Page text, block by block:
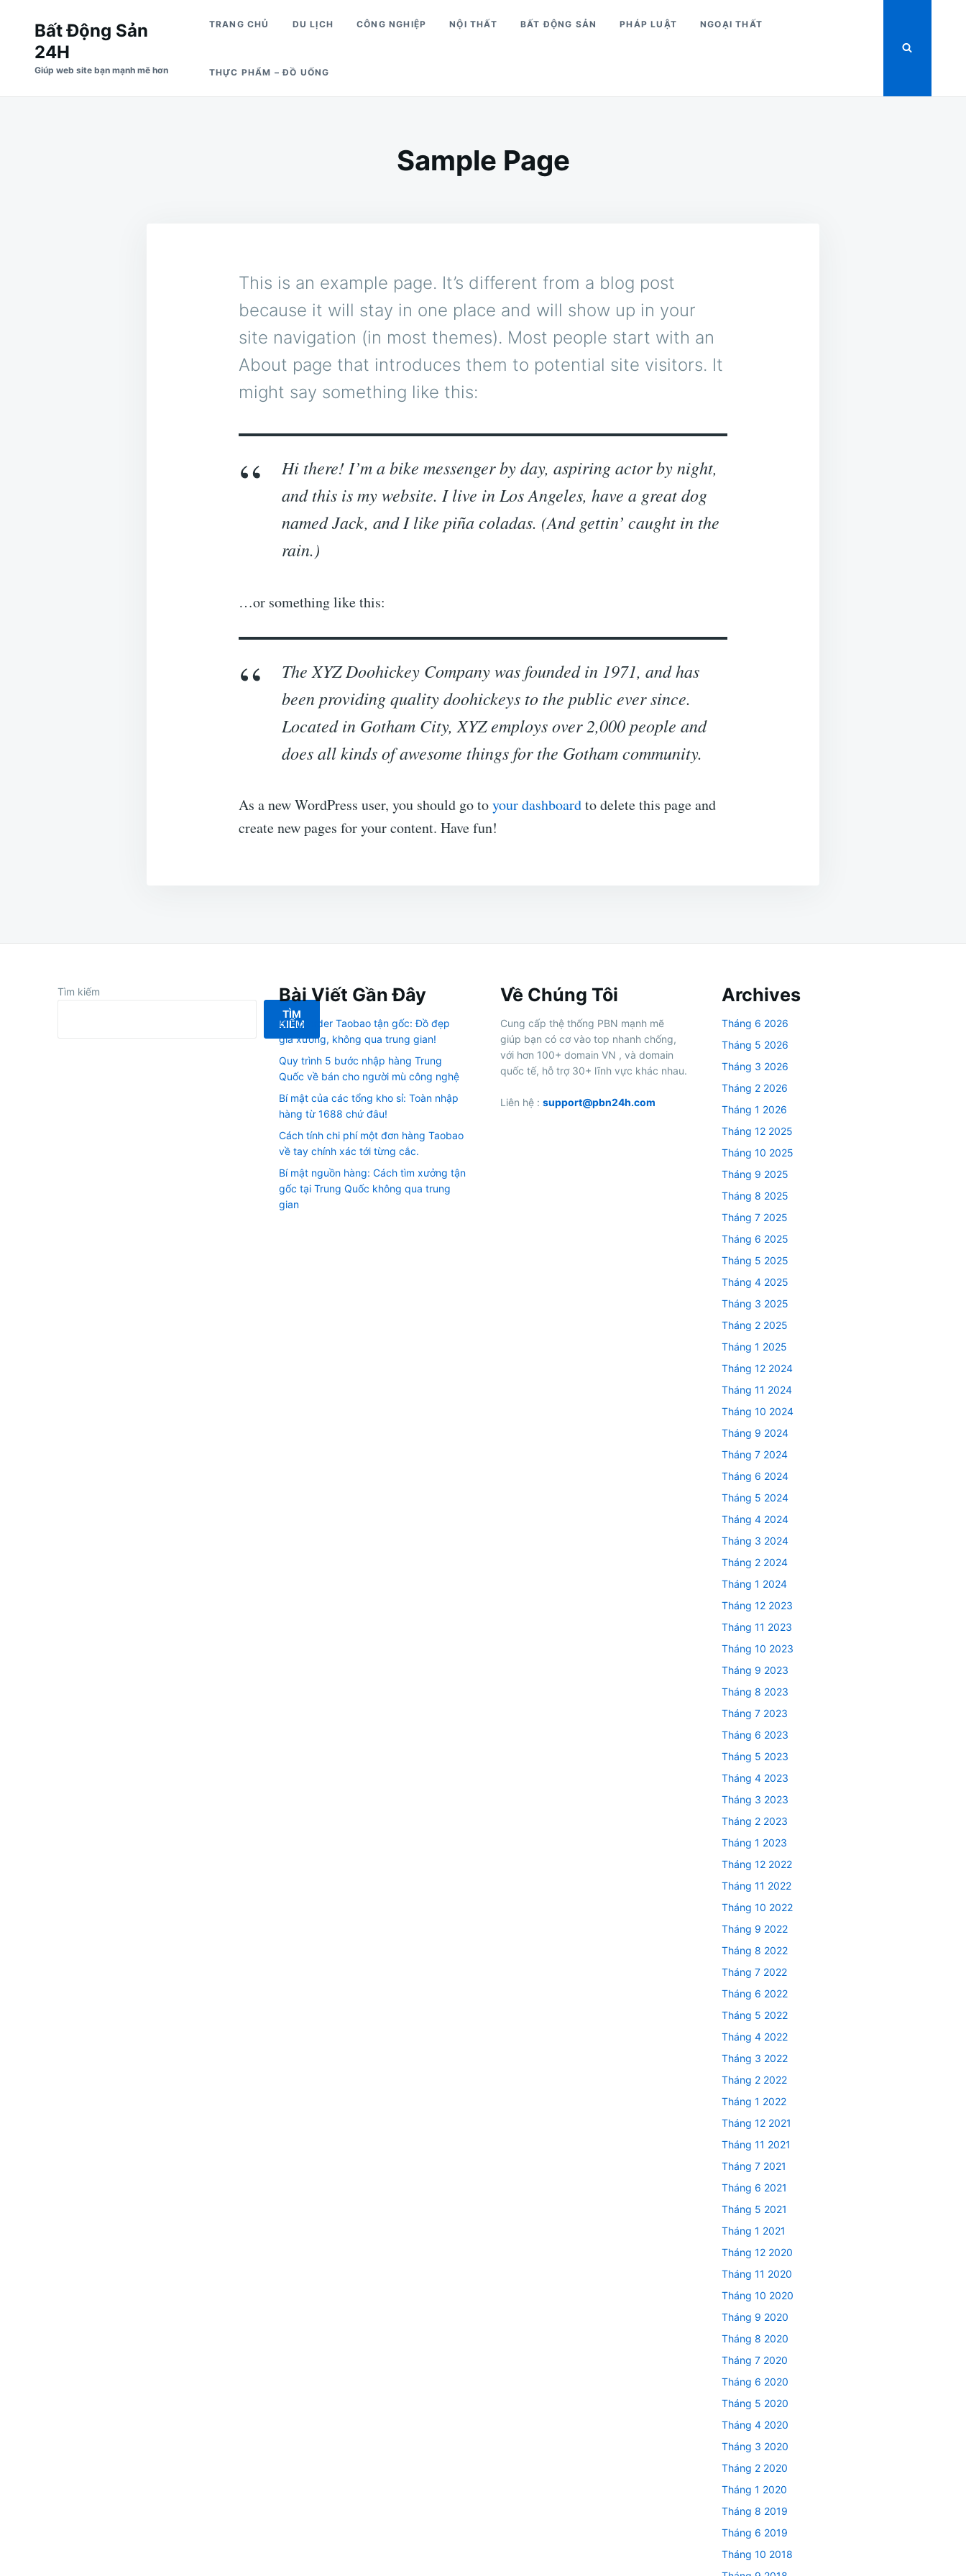
kiếm
cho:
Bất Động Sản
24H
Giúp web site bạn mạnh mẽ hơn
TRANG CHỦ DU LỊCH CÔNG NGHIỆP NỘI THẤT BẤT ĐỘNG SẢN PHÁP LUẬT NGOẠI THẤT
THỰC PHẨM – ĐỒ UỐNG
Sample Page
This is an example page. It’s different from a blog post
because it will stay in one place and will show up in your
site navigation (in most themes). Most people start with an
About page that introduces them to potential site visitors. It
might say something like this:
Hi there! I’m a bike messenger by day, aspiring actor by night,
and this is my website. I live in Los Angeles, have a great dog
named Jack, and I like piña coladas. (And gettin’ caught in the
rain.)
…or something like this:
The XYZ Doohickey Company was founded in 1971, and has
been providing quality doohickeys to the public ever since.
Located in Gotham City, XYZ employs over 2,000 people and
does all kinds of awesome things for the Gotham community.
As a new WordPress user, you should go toyour dashboardto delete this page and
create new pages for your content. Have fun!
Tìm kiếm
TÌM
KIẾM
Bài Viết Gần Đây
Bí kíp order Taobao tận gốc: Đồ đẹp
giá xưởng, không qua trung gian!
Quy trình 5 bước nhập hàng Trung
Quốc về bán cho người mù công nghệ
Bí mật của các tổng kho sỉ: Toàn nhập
hàng từ 1688 chứ đâu!
Cách tính chi phí một đơn hàng Taobao
về tay chính xác tới từng cắc.
Bí mật nguồn hàng: Cách tìm xưởng tận
gốc tại Trung Quốc không qua trung
gian
Về Chúng Tôi
Cung cấp thệ thống PBN mạnh mẽ
giúp bạn có cơ vào top nhanh chống,
với hơn 100+ domain VN , và domain
quốc tế, hỗ trợ 30+ lĩnh vực khác nhau.
Liên hệ : support@pbn24h.com
Archives
Tháng 6 2026
Tháng 5 2026
Tháng 3 2026
Tháng 2 2026
Tháng 1 2026
Tháng 12 2025
Tháng 10 2025
Tháng 9 2025
Tháng 8 2025
Tháng 7 2025
Tháng 6 2025
Tháng 5 2025
Tháng 4 2025
Tháng 3 2025
Tháng 2 2025
Tháng 1 2025
Tháng 12 2024
Tháng 11 2024
Tháng 10 2024
Tháng 9 2024
Tháng 7 2024
Tháng 6 2024
Tháng 5 2024
Tháng 4 2024
Tháng 3 2024
Tháng 2 2024
Tháng 1 2024
Tháng 12 2023
Tháng 11 2023
Tháng 10 2023
Tháng 9 2023
Tháng 8 2023
Tháng 7 2023
Tháng 6 2023
Tháng 5 2023
Tháng 4 2023
Tháng 3 2023
Tháng 2 2023
Tháng 1 2023
Tháng 12 2022
Tháng 11 2022
Tháng 10 2022
Tháng 9 2022
Tháng 8 2022
Tháng 7 2022
Tháng 6 2022
Tháng 5 2022
Tháng 4 2022
Tháng 3 2022
Tháng 2 2022
Tháng 1 2022
Tháng 12 2021
Tháng 11 2021
Tháng 7 2021
Tháng 6 2021
Tháng 5 2021
Tháng 1 2021
Tháng 12 2020
Tháng 11 2020
Tháng 10 2020
Tháng 9 2020
Tháng 8 2020
Tháng 7 2020
Tháng 6 2020
Tháng 5 2020
Tháng 4 2020
Tháng 3 2020
Tháng 2 2020
Tháng 1 2020
Tháng 8 2019
Tháng 6 2019
Tháng 10 2018